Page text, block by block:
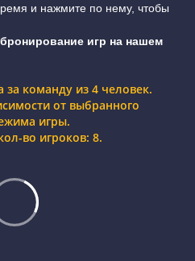
и нажмите по нему, чтобы
игр на нашем
за команду из 4 человек.
от выбранного
игры.
во игроков: 8.